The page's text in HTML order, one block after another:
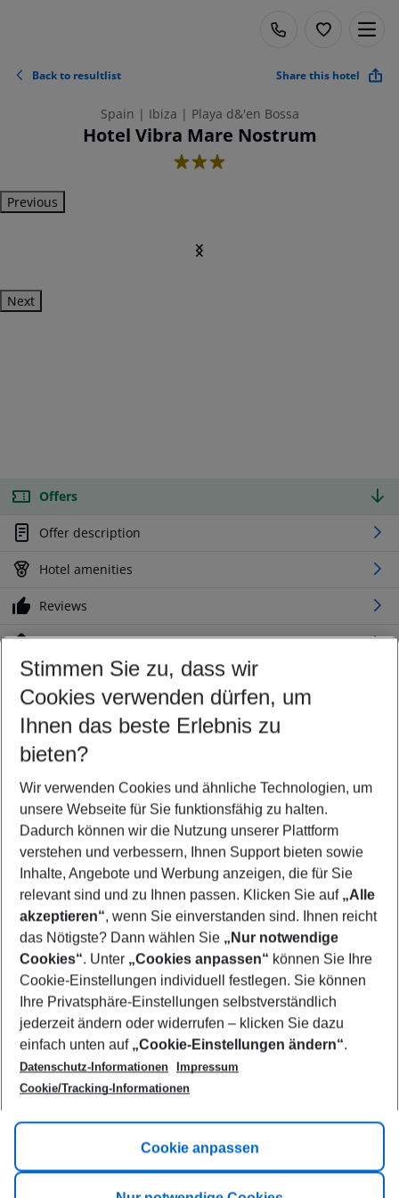
Back to resultlist Share this hotel
Spain | Ibiza | Playa d&'en Bossa
Hotel Vibra Mare Nostrum
3
Previous
Next
Offers
Offer description
Hotel amenities
Reviews
Location
Customize your offer
Find the perfect deal which suits your best
Your departure airport
Any airport
Select your date range
08/08/26–06/08/27 5-8 nights
Who will travel
2 adults No children
Show more filter
Footer
Footer navigation
Title A
Link A
Stimmen Sie zu, dass wir
Cookies verwenden dürfen, um
Ihnen das beste Erlebnis zu
bieten?
Wir verwenden Cookies und ähnliche Technologien, um
unsere Webseite für Sie funktionsfähig zu halten.
Dadurch können wir die Nutzung unserer Plattform
verstehen und verbessern, Ihnen Support bieten sowie
Inhalte, Angebote und Werbung anzeigen, die für Sie
relevant sind und zu Ihnen passen. Klicken Sie auf „Alle
akzeptieren“, wenn Sie einverstanden sind. Ihnen reicht
das Nötigste? Dann wählen Sie „Nur notwendige
Cookies“. Unter „Cookies anpassen“ können Sie Ihre
Cookie-Einstellungen individuell festlegen. Sie können
Ihre Privatsphäre-Einstellungen selbstverständlich
jederzeit ändern oder widerrufen – klicken Sie dazu
einfach unten auf „Cookie-Einstellungen ändern“.
Datenschutz-Informationen
Impressum
Cookie/Tracking-Informationen
Cookie anpassen